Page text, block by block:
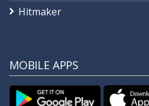
Hitmaker
MOBILE APPS